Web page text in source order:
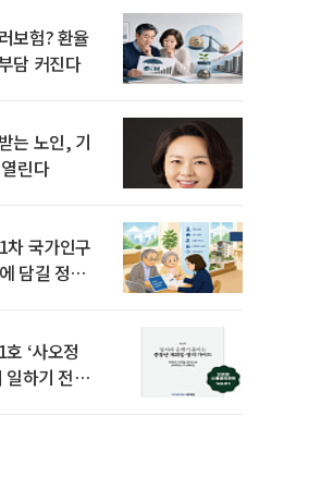
보험? 환율
담 커진다
는 노인, 기
린다
차 국가인구
담길 정책
‘사오정
하기 전략’